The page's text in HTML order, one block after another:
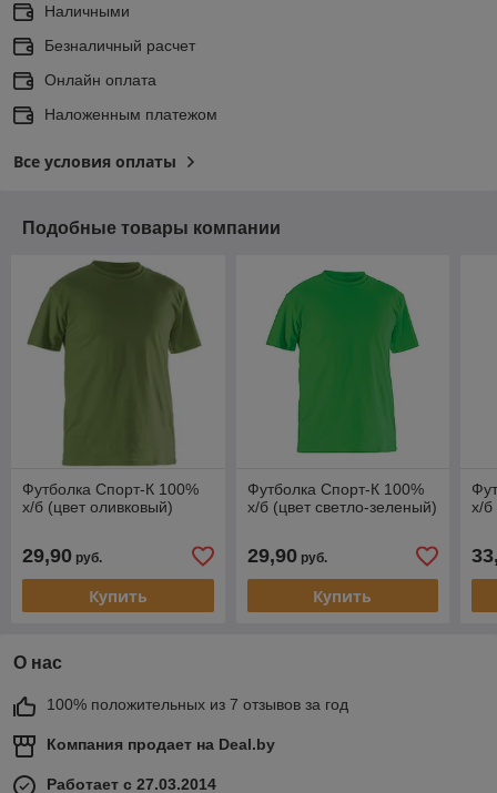
Наличными
Безналичный расчет
Онлайн оплата
Наложенным платежом
Все условия оплаты
Подобные товары компании
Футболка Спорт-К 100%
х/б (цвет оливковый)
29,90 руб.
Купить
Футболка Спорт-К 100%
х/б (цвет светло-зеленый)
29,90руб.
Купить
х/
О нас
100% положительных из 7 отзывов за год
Компания продает на Deal.by
Работает с 27.03.2014